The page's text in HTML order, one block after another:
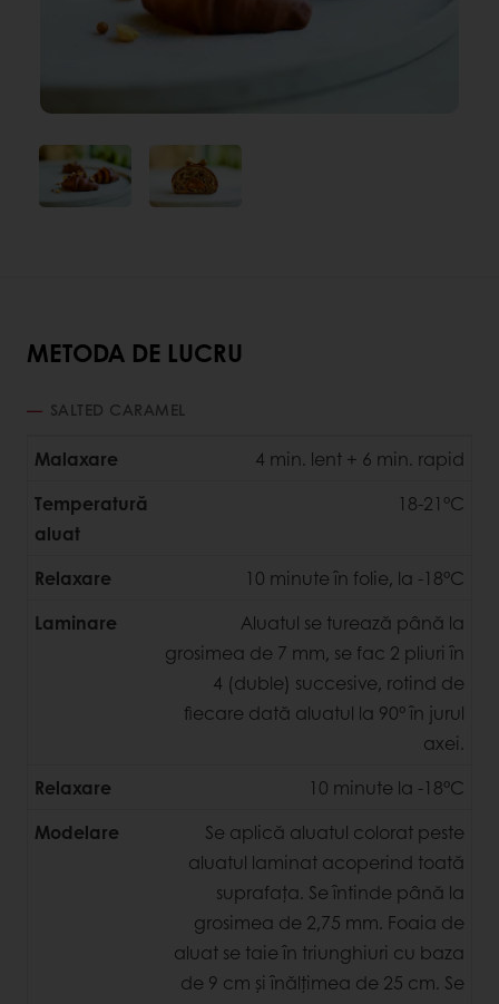
METODA DE LUCRU
SALTED CARAMEL
Malaxare
4 min. lent + 6 min. rapid
Temperatură
aluat
18-21°C
Relaxare
10 minute în folie, la -18°C
Laminare
Aluatul se turează până la
grosimea de 7 mm, se fac 2 pliuri în
4 (duble) succesive, rotind de
fiecare dată aluatul la 90° în jurul
axei.
Relaxare
10 minute la -18°C
Modelare
Se aplică aluatul colorat peste
aluatul laminat acoperind toată
suprafața. Se întinde până la
grosimea de 2,75 mm. Foaia de
aluat se taie în triunghiuri cu baza
de 9 cm și înălțimea de 25 cm. Se